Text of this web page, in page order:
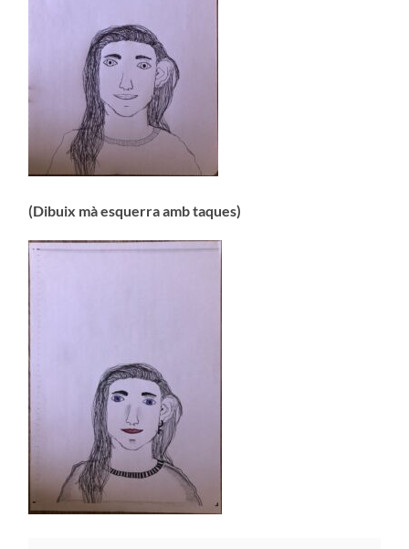
(Dibuix mà esquerra amb taques)